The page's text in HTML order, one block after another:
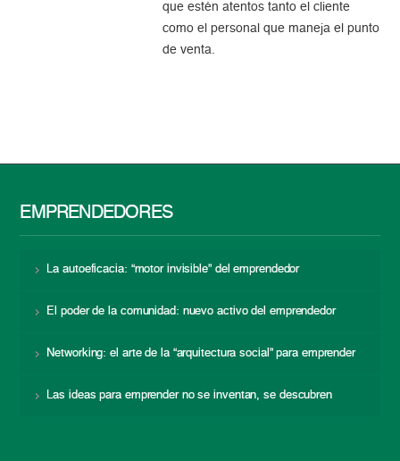
que estén atentos tanto el cliente
como el personal que maneja el punto
de venta.
EMPRENDEDORES
La autoeficacia: “motor invisible” del emprendedor
El poder de la comunidad: nuevo activo del emprendedor
Networking: el arte de la “arquitectura social” para emprender
Las ideas para emprender no se inventan, se descubren